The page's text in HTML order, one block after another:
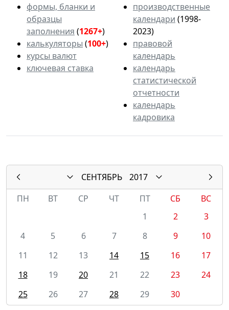
формы, бланки и
образцы
заполнения (1267+)
калькуляторы (100+)
курсы валют
ключевая ставка
производственные
календари (1998-
2023)
правовой
календарь
календарь
статистической
отчетности
календарь
кадровика
СЕНТЯБРЬ
2017
ПН
ВТ СР ЧТ ПТ СБ
ВС
1
2
3
4
5 6 7 8 9
10
11
12 13 14 15 16
17
18
19 20 21 22 23
24
25
26 27 28 29 30